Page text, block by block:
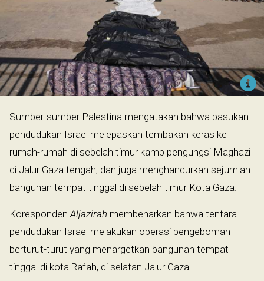
Sumber-sumber Palestina mengatakan bahwa pasukan
pendudukan Israel melepaskan tembakan keras ke
rumah-rumah di sebelah timur kamp pengungsi Maghazi
di Jalur Gaza tengah, dan juga menghancurkan sejumlah
bangunan tempat tinggal di sebelah timur Kota Gaza.
Koresponden Aljazirah membenarkan bahwa tentara
pendudukan Israel melakukan operasi pengeboman
berturut-turut yang menargetkan bangunan tempat
tinggal di kota Rafah, di selatan Jalur Gaza.